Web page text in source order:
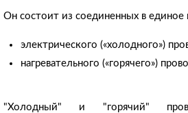
Он состоит из соединенных в единое
электрического («холодного»)
нагревательного («горячего»)
"Холодный" и "горячий"